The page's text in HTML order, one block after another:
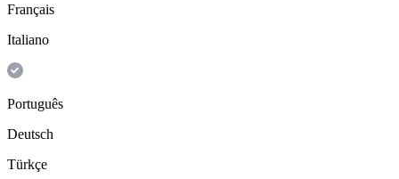
Français
Italiano
Português
Deutsch
Türkçe